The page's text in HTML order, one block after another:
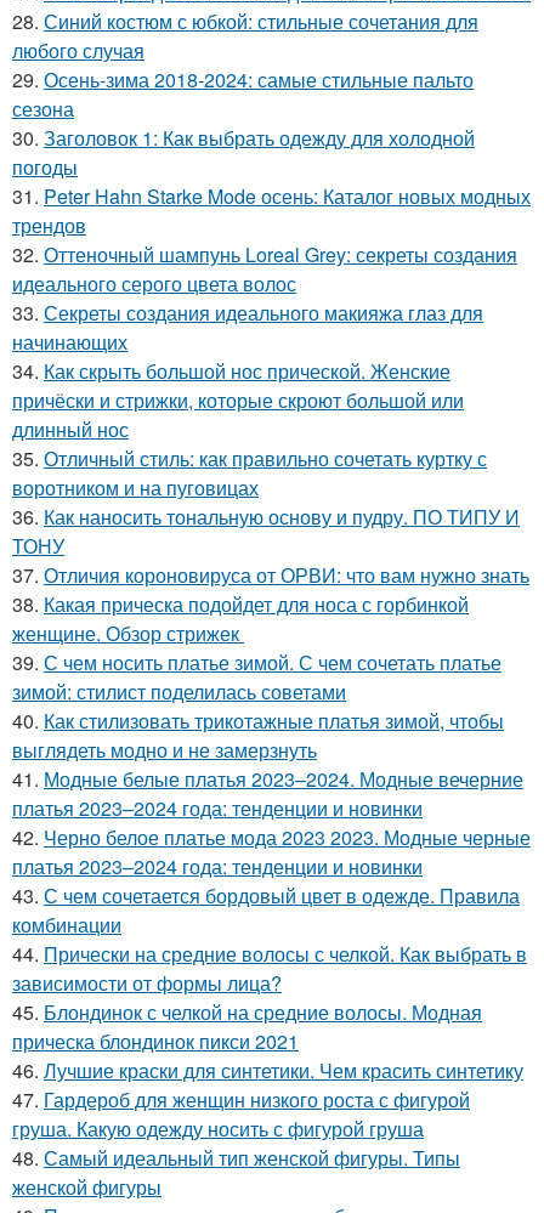
28. Синий костюм с юбкой: стильные сочетания для
любого случая
29. Осень-зима 2018-2024: самые стильные пальто
сезона
30. Заголовок 1: Как выбрать одежду для холодной
погоды
31. Peter Hahn Starke Mode осень: Каталог новых модных
трендов
32. Оттеночный шампунь Loreal Grey: секреты создания
идеального серого цвета волос
33. Секреты создания идеального макияжа глаз для
начинающих
34. Как скрыть большой нос прической. Женские
причёски и стрижки, которые скроют большой или
длинный нос
35. Отличный стиль: как правильно сочетать куртку с
воротником и на пуговицах
36. Как наносить тональную основу и пудру. ПО ТИПУ И
ТОНУ
37. Отличия короновируса от ОРВИ: что вам нужно знать
38. Какая прическа подойдет для носа с горбинкой
женщине. Обзор стрижек
39. С чем носить платье зимой. С чем сочетать платье
зимой: стилист поделилась советами
40. Как стилизовать трикотажные платья зимой, чтобы
выглядеть модно и не замерзнуть
41. Модные белые платья 2023–2024. Модные вечерние
платья 2023–2024 года: тенденции и новинки
42. Черно белое платье мода 2023 2023. Модные черные
платья 2023–2024 года: тенденции и новинки
43. С чем сочетается бордовый цвет в одежде. Правила
комбинации
44. Прически на средние волосы с челкой. Как выбрать в
зависимости от формы лица?
45. Блондинок с челкой на средние волосы. Модная
прическа блондинок пикси 2021
46. Лучшие краски для синтетики. Чем красить синтетику
47. Гардероб для женщин низкого роста с фигурой
груша. Какую одежду носить с фигурой груша
48. Самый идеальный тип женской фигуры. Типы
женской фигуры